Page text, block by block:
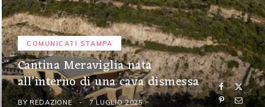
m
COMUNICATI STAMPA
Cantina Meraviglia nata
all’interno di una cava dismessa
BY REDAZIONE 7 LUGLIO 2025